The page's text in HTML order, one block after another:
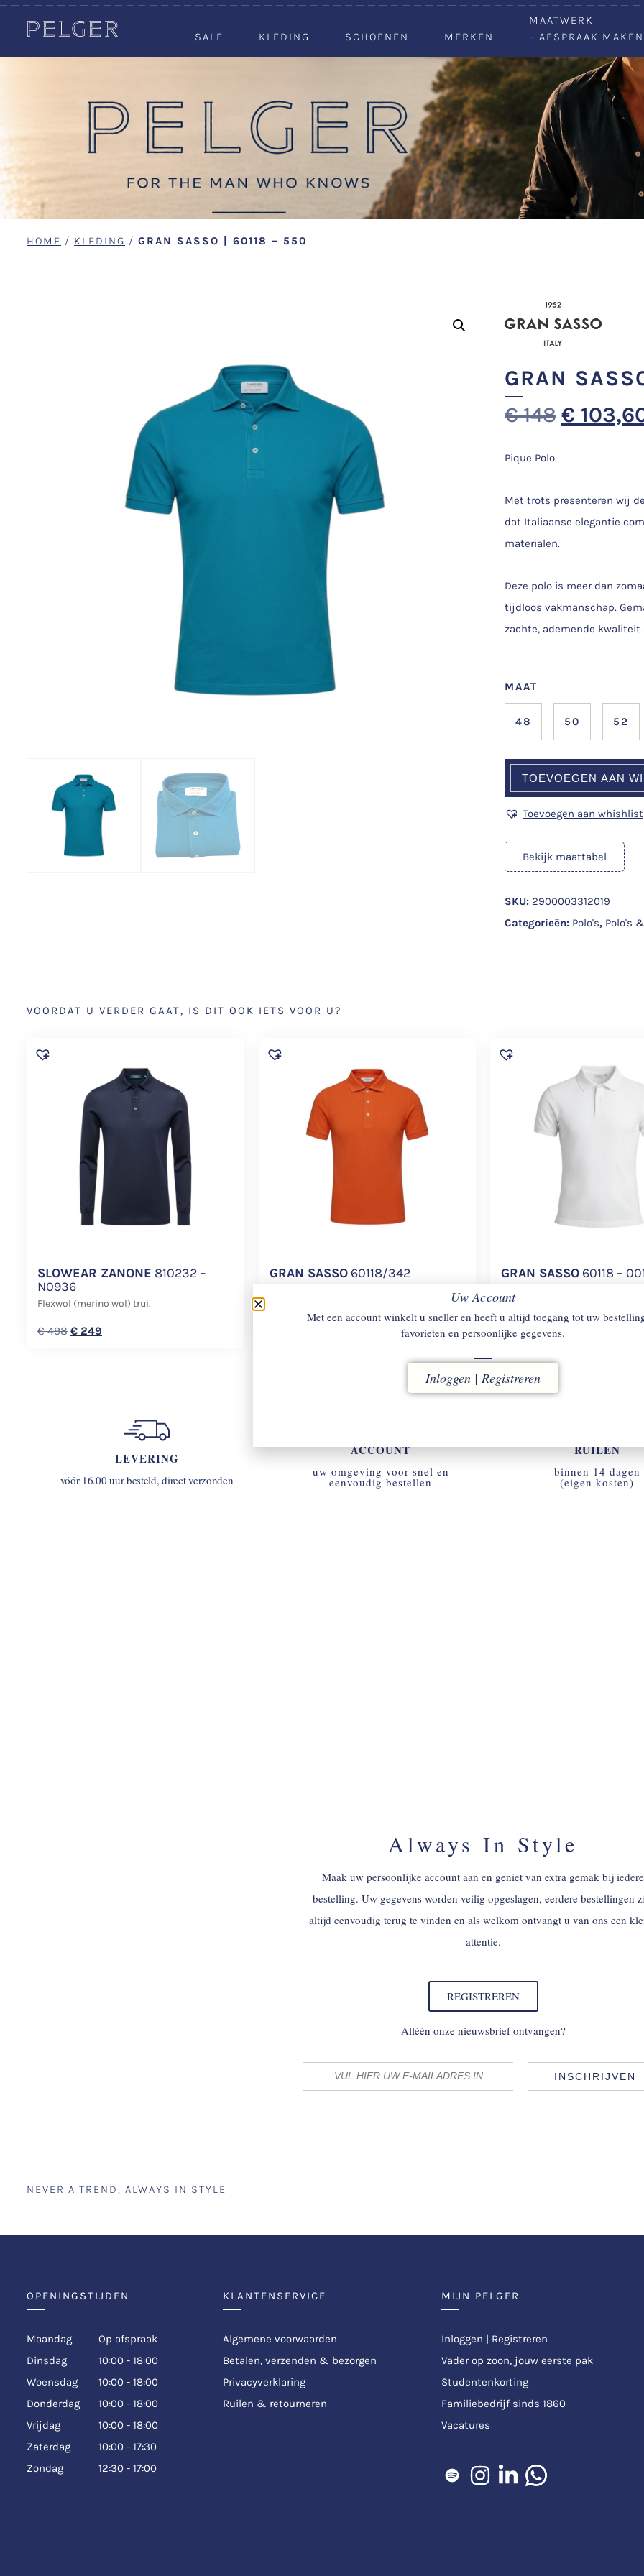
SALE KLEDING SCHOENEN MERKEN
MAATWERK
– AFSPRAAK
HOME / KLEDING / GRAN SASSO | 60118 – 550
GRAN
€148€
Pique Polo.
Met trots presenteren wij
dat Italiaanse elegantie
materialen.
Deze polo is meer dan
tijdloos vakmanschap.
zachte, ademende kwaliteit
MAAT
48 50 52
TOEVOEGEN AAN
Toevoegen aan whishlist
Bekijk maattabel
SKU: 2900003312019
Categorieën: Polo's, Polo's
VOORDAT U VERDER GAAT, IS DIT OOK IETS VOOR U?
SLOWEAR ZANONE 810232 –
N0936
Flexwol (merino wol) trui.
€498 € 249
GRAN SASSO60118/342
103,60
GRAN SASSO 60118 –
€ 148 €103,60
LEVERING
vóór 16.00 uur besteld, direct verzonden
ACCOUNT
uw omgeving voor snel en
eenvoudig bestellen
RUILEN
binnen 14 dagen
(eigen kosten)
Always In Style
Maak uw persoonlijke account aan en geniet van extra gemak bij iedere
bestelling. Uw gegevens worden veilig opgeslagen, eerdere bestellingen
altijd eenvoudig terug te vinden en als welkom ontvangt u van ons een
attentie.
REGISTREREN
Alléén onze nieuwsbrief ontvangen?
INSCHRIJVEN
NEVER A TREND, ALWAYS IN STYLE
OPENINGSTIJDEN
Maandag
Op afspraak
Dinsdag
10:00 - 18:00
Woensdag
10:00 - 18:00
Donderdag
10:00 - 18:00
Vrijdag
10:00 - 18:00
Zaterdag
10:00 - 17:30
Zondag
12:30 - 17:00
KLANTENSERVICE
Algemene voorwaarden
Betalen, verzenden & bezorgen
Privacyverklaring
Ruilen & retourneren
MIJN PELGER
Inloggen | Registreren
Vader op zoon, jouw eerste pak
Studentenkorting
Familiebedrijf sinds 1860
Vacatures
Uw Account
Met een account winkelt u sneller en heeft u altijd toegang tot uw
favorieten en persoonlijke gegevens.
Inloggen | Registreren